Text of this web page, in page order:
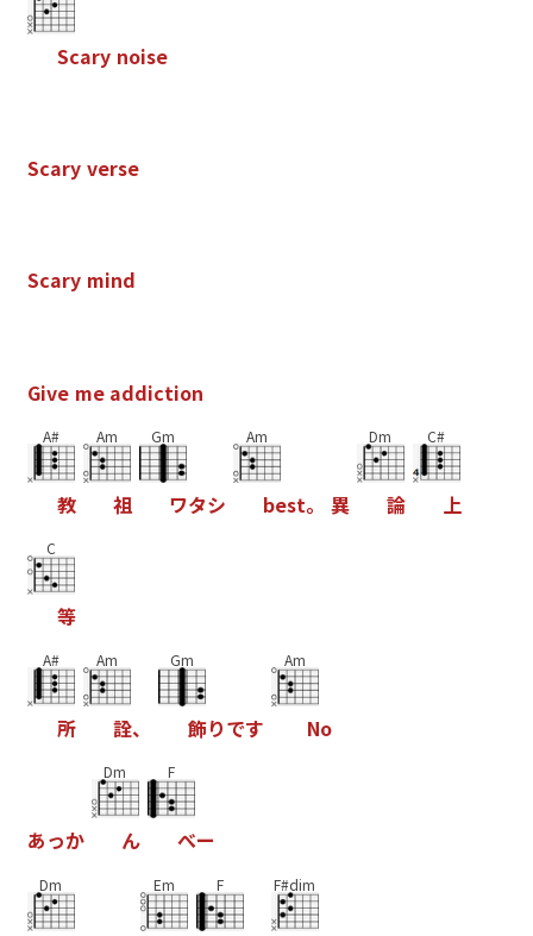
Scary noise
Scary verse
Scary mind
Give me addiction
A#
教
Am
祖
Gm
ワタシ
Am
best。 異
Dm
論
C#
上
C
等
A#
所
Am
詮、
Gm
飾りです
Am
No
あっか
Dm
ん
F
べー
Dm Em F F#dim